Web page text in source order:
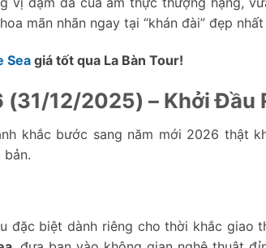
mãn nhãn ngay tại “khán đài” đẹp
Sea giá tốt qua La Bàn Tour!
12/2025) – Khởi Đầu
khắc bước sang năm mới 2026 thật
đặc biệt dành riêng cho thời khắc giao